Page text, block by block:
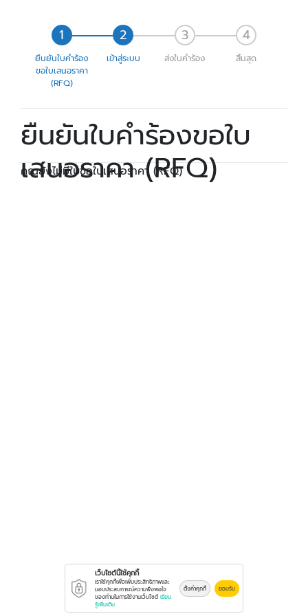
ยืนยันใบคำร้อง
ขอใบเสนอราคา
(RFQ)
เข้าสู่ระบบ ส่งใบคำร้อง สิ้นสุด
ยืนยันใบคำร้องขอใบ
เสนอราคา (RFQ)
คุณยังไม่มีใบขอใบเสนอราคา (RFQ)
เว็บไซต์นี้ใช้คุกกี้
เราใช้คุกกี้เพื่อเพิ่มประสิทธิภาพและ
มอบประสบการณ์ความพึงพอใจ
ของท่านในการใช้งานเว็บไซต์ เรียน
รู้เพิ่มเติม
ตั้งค่าคุกกี้ ยอมรับ